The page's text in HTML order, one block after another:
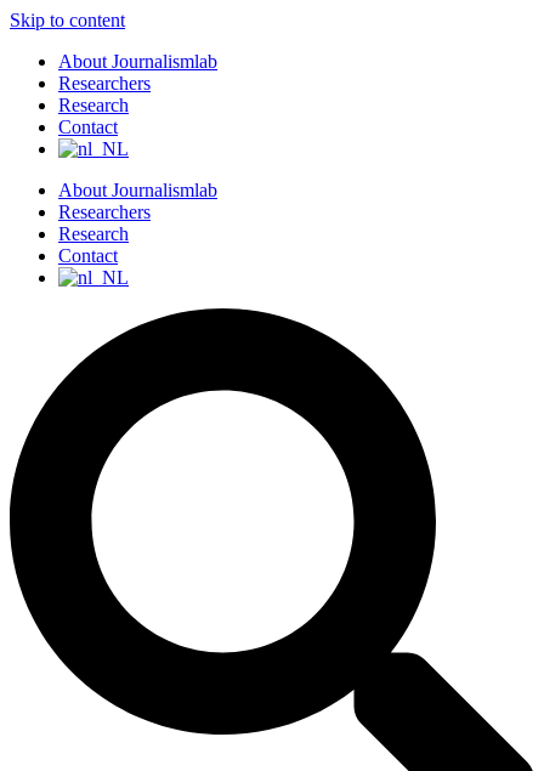
Skip to content
About Journalismlab
Researchers
Research
Contact
About Journalismlab
Researchers
Research
Contact